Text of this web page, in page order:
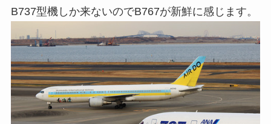
B737型機しか来ないのでB767が新鮮に感じます。